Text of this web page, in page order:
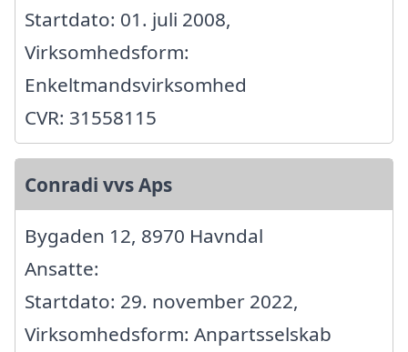
Startdato: 01. juli 2008,
Virksomhedsform:
Enkeltmandsvirksomhed
CVR: 31558115
Conradi vvs Aps
Bygaden 12, 8970 Havndal
Ansatte:
Startdato: 29. november 2022,
Virksomhedsform: Anpartsselskab